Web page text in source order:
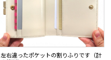
左右違ったポケットの割りふりです（計